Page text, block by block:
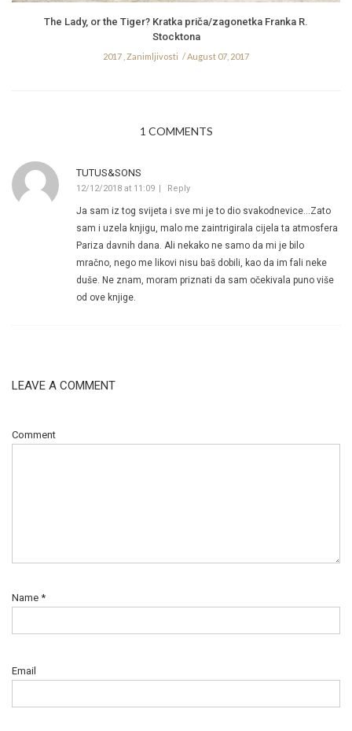
The Lady, or the Tiger? Kratka priča/zagonetka Franka R.
Stocktona
2017 Zanimljivosti August 07, 2017
1 COMMENTS
TUTUS&SONS
12/12/2018 at 11:09 Reply
Ja sam iz tog svijeta i sve mi je to dio svakodnevice…Zato
sam i uzela knjigu, malo me zaintrigirala cijela ta atmosfera
Pariza davnih dana. Ali nekako ne samo da mi je bilo
mračno, nego me likovi nisu baš dobili, kao da im fali neke
duše. Ne znam, moram priznati da sam očekivala puno više
od ove knjige.
LEAVE A COMMENT
Comment
Name *
Email